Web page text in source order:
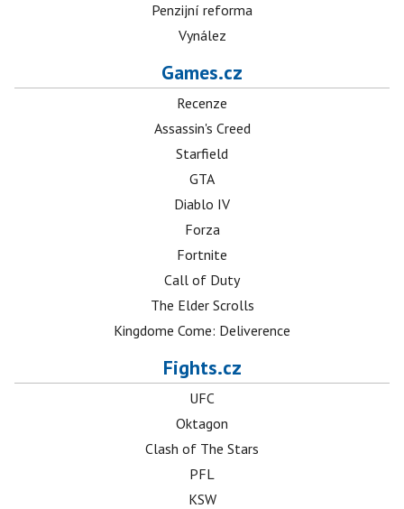
Penzijní reforma
Vynález
Games.cz
Recenze
Assassin's Creed
Starfield
GTA
Diablo IV
Forza
Fortnite
Call of Duty
The Elder Scrolls
Kingdome Come: Deliverence
Fights.cz
UFC
Oktagon
Clash of The Stars
PFL
KSW